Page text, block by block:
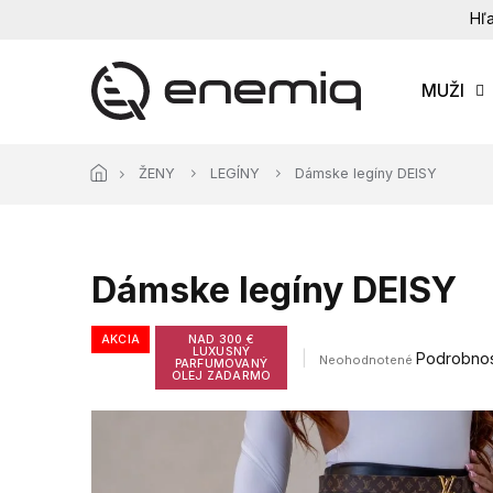
MUŽI
ŽENY LEGÍNY Dámske legíny DEISY
Dámske legíny DEISY
AKCIA
NAD 300 €
LUXUSNÝ
PARFUMOVANÝ
OLEJ ZADARMO
Priemerné
je
0,0
z
5
Neohodnotené